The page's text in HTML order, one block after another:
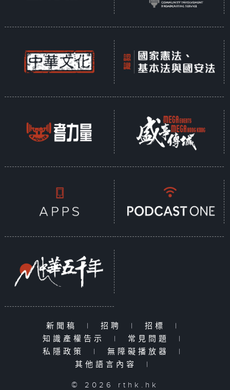
新聞稿 | 招聘 | 招標
|
知識產權告示
| 常見問題
|
私隱政策
| 無障礙播放器
|
其他語言內容
|
© 2026 rthk.hk